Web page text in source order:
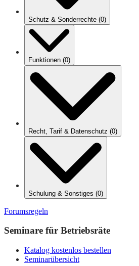
Schutz & Sonderrechte (0)
Funktionen (0)
Recht, Tarif & Datenschutz (0)
Schulung & Sonstiges (0)
Forumsregeln
Seminare für Betriebsräte
Katalog kostenlos bestellen
Seminarübersicht